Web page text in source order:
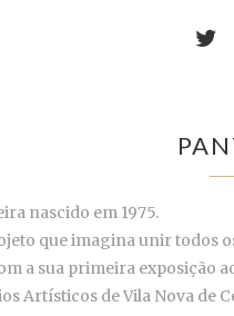
nascido em 1975.
que imagina unir todos
a sua primeira exposição
Artísticos de Vila Nova